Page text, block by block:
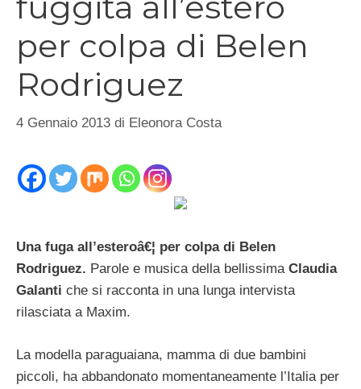
per colpa di Belen
Rodriguez
4 Gennaio 2013 di Eleonora Costa
Una fuga all’esteroâ€¦ per colpa di Belen
Rodriguez. Parole e musica della bellissima Claudia
Galanti che si racconta in una lunga intervista
rilasciata a Maxim.
La modella paraguaiana, mamma di due bambini
piccoli, ha abbandonato momentaneamente l’Italia per